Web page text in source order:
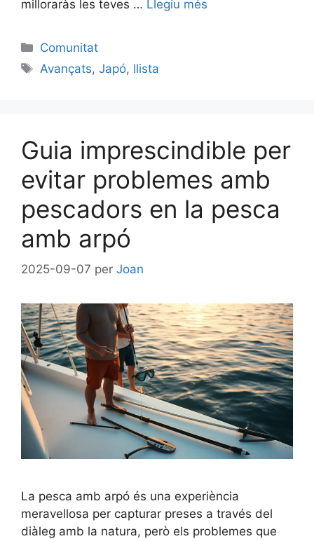
milloraràs les teves … Llegiu més
Categories
Comunitat
Etiquetes
Avançats,Japó, llista
Guia imprescindible per
evitar problemes amb
pescadors en la pesca
amb arpó
2025-09-07 per Joan
La pesca amb arpó és una experiència
meravellosa per capturar preses a través del
diàleg amb la natura, però els problemes que